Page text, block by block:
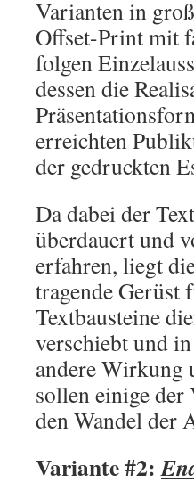
Varianten in
Offset-Print mit
folgen
dessen die
erreichten
der gedruckten
Da dabei der
überdauert und
erfahren, liegt
tragende Gerüst
Textbausteine
verschiebt und
andere Wirkung
sollen einige der
den Wandel der
Variante #2: